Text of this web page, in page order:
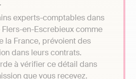
experts-comptables dans
en-Escrebieux comme
la France, prévoient des
dans leurs contrats.
à vérifier ce détail dans
que vous recevez.